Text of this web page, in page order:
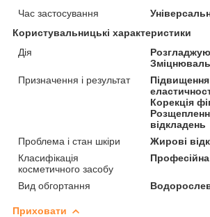
Час застосування
Користувальницькі характеристики
Дія
Призначення і результат
Підвищення
Корекція
відкладень
Проблема і стан шкіри
Жирові
Класифікація
косметичного засобу
Професійна
Вид обгортання
Приховати